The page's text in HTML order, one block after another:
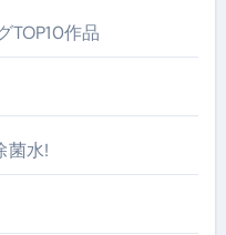
TOP10作品
菌水!